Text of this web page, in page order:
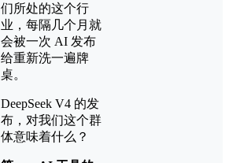
们所处的这个行
业，每隔几个月就
会被一次 AI 发布
给重新洗一遍牌
桌。
DeepSeek V4 的发
布，对我们这个群
体意味着什么？